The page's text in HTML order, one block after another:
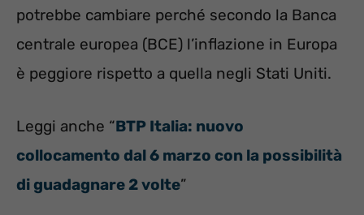
potrebbe cambiare perché secondo la Banca
centrale europea (BCE) l’inflazione in Europa
è peggiore rispetto a quella negli Stati Uniti.
Leggi anche “BTP Italia: nuovo
collocamento dal 6 marzo con la possibilità
di guadagnare 2 volte”